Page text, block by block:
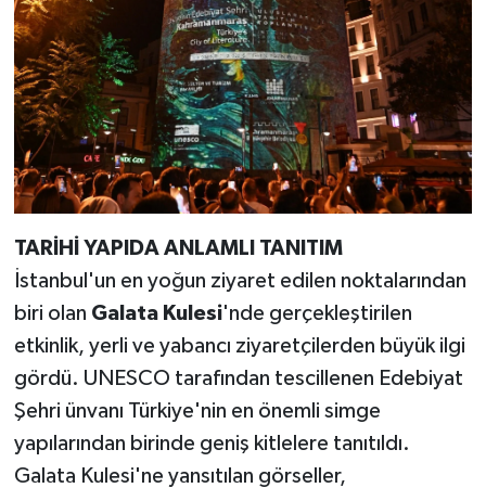
TARİHİ YAPIDA ANLAMLI TANITIM
İstanbul'un en yoğun ziyaret edilen noktalarından
biri olan Galata Kulesi'nde gerçekleştirilen
etkinlik, yerli ve yabancı ziyaretçilerden büyük ilgi
gördü. UNESCO tarafından tescillenen Edebiyat
Şehri ünvanı Türkiye'nin en önemli simge
yapılarından birinde geniş kitlelere tanıtıldı.
Galata Kulesi'ne yansıtılan görseller,